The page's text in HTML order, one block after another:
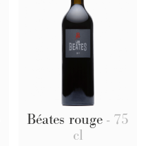
Béates rouge - 75
cl